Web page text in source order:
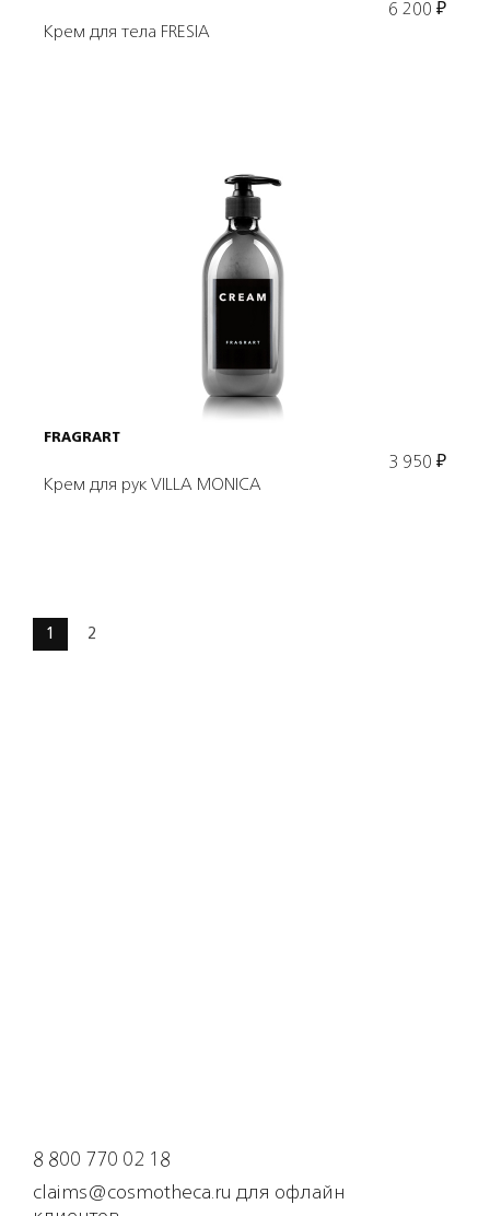
6 200 ₽
Крем для тела FRESIA
Подробнее
В корзину
FRAGRART
3 950 ₽
Крем для рук VILLA MONICA
1 2
8 800 770 02 18
claims@cosmotheca.ru для офлайн